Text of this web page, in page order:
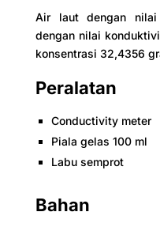
Air laut dengan nilai
dengan nilai
konsentrasi 32,4356
Peralatan
Conductivity meter
Piala gelas 100 ml
Labu semprot
Bahan